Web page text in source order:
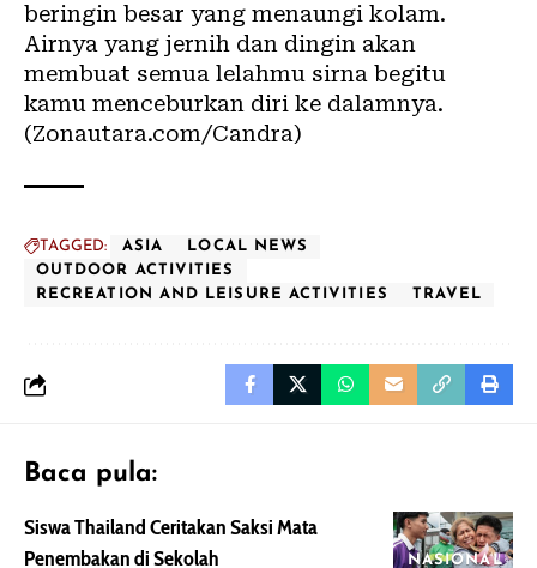
beringin besar yang menaungi kolam.
Airnya yang jernih dan dingin akan
membuat semua lelahmu sirna begitu
kamu menceburkan diri ke dalamnya.
(Zonautara.com/Candra)
TAGGED: ASIA
LOCAL NEWS
OUTDOOR ACTIVITIES
RECREATION AND LEISURE ACTIVITIES
TRAVEL
Baca pula:
NASIONAL
Siswa Thailand Ceritakan Saksi Mata
Penembakan di Sekolah